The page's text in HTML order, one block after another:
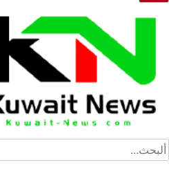
NE
News Elementor